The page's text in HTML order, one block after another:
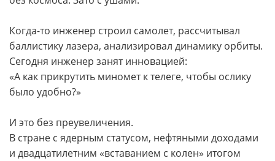
Когда-то инженер строил самолет, рассчитывал
баллистику лазера, анализировал динамику орбиты.
Сегодня инженер занят инновацией:
«А как прикрутить миномет к телеге, чтобы ослику
было удобно?»
И это без преувеличения.
В стране с ядерным статусом, нефтяными доходами
и двадцатилетним «вставанием с колен» итогом